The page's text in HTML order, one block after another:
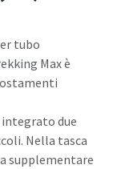
tubo
Max è
due
Nella tasca
supplementare